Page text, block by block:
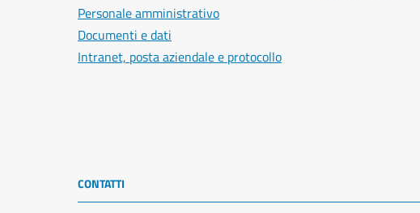
Personale amministrativo
Documenti e dati
Intranet, posta aziendale e protocollo
CONTATTI